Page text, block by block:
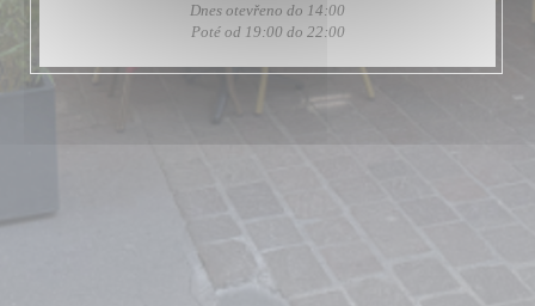
Dnes otevřeno do 14:00
Poté od 19:00 do 22:00